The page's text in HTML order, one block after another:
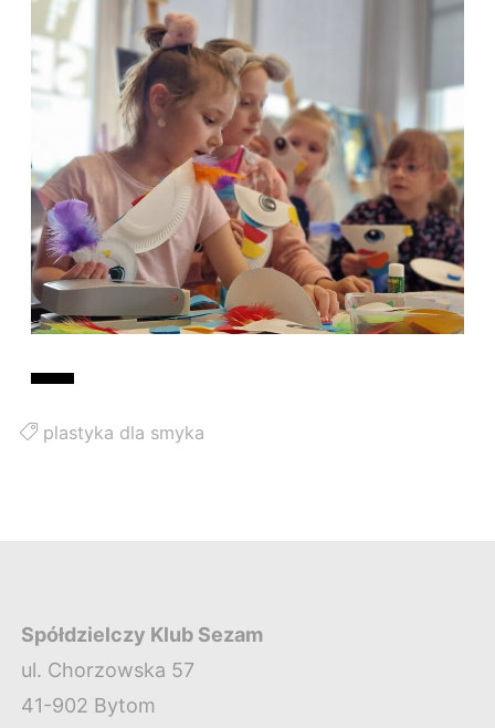
plastyka dla smyka
Spółdzielczy Klub Sezam
ul. Chorzowska 57
41-902 Bytom